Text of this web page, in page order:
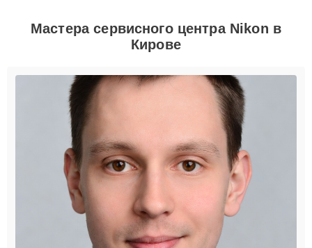
Мастера сервисного центра Nikon в
Кирове